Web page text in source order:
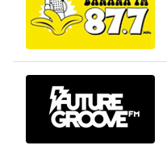
close
window.